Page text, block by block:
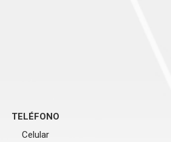
TELÉFONO
Celular